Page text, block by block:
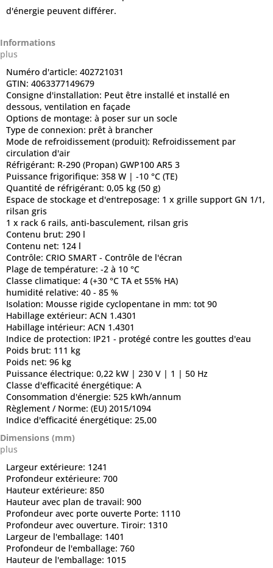
d'énergie peuvent différer.
Informations
plus
Numéro d'article: 402721031
GTIN: 4063377149679
Consigne d'installation: Peut être installé et installé en
dessous, ventilation en façade
Options de montage: à poser sur un socle
Type de connexion: prêt à brancher
Mode de refroidissement (produit): Refroidissement par
circulation d'air
Réfrigérant: R-290 (Propan) GWP100 AR5 3
Puissance frigorifique: 358 W | -10 °C (TE)
Quantité de réfrigérant: 0,05 kg (50 g)
Espace de stockage et d'entreposage: 1 x grille support GN 1/1,
rilsan gris
1 x rack 6 rails, anti-basculement, rilsan gris
Contenu brut: 290 l
Contenu net: 124 l
Contrôle: CRIO SMART - Contrôle de l'écran
Plage de température: -2 à 10 °C
Classe climatique: 4 (+30 °C TA et 55% HA)
humidité relative: 40 - 85 %
Isolation: Mousse rigide cyclopentane in mm: tot 90
Habillage extérieur: ACN 1.4301
Habillage intérieur: ACN 1.4301
Indice de protection: IP21 - protégé contre les gouttes d'eau
Poids brut: 111 kg
Poids net: 96 kg
Puissance électrique: 0,22 kW | 230 V | 1 | 50 Hz
Classe d'efficacité énergétique: A
Consommation d'énergie: 525 kWh/annum
Règlement / Norme: (EU) 2015/1094
Indice d'efficacité énergétique: 25,00
Dimensions (mm)
plus
Largeur extérieure: 1241
Profondeur extérieure: 700
Hauteur extérieure: 850
Hauteur avec plan de travail: 900
Profondeur avec porte ouverte Porte: 1110
Profondeur avec ouverture. Tiroir: 1310
Largeur de l'emballage: 1401
Profondeur de l'emballage: 760
Hauteur de l'emballage: 1015